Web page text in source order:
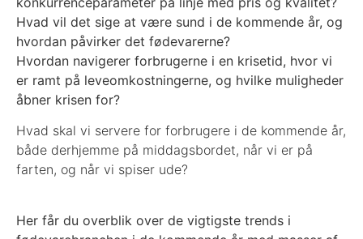
Hvad vil det sige at være sund i de kommende år, og
hvordan påvirker det fødevarerne?
Hvordan navigerer forbrugerne i en krisetid, hvor vi
er ramt på leveomkostningerne, og hvilke muligheder
åbner krisen for?
Hvad skal vi servere for forbrugere i de kommende år,
både derhjemme på middagsbordet, når vi er på
farten, og når vi spiser ude?
Her får du overblik over de vigtigste trends i